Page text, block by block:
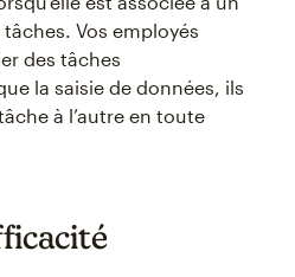
Vos employés
des tâches
la saisie de données, ils
à l’autre en toute